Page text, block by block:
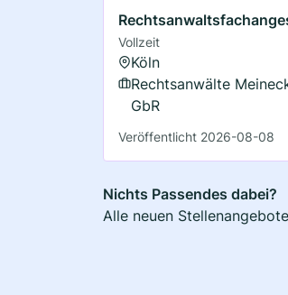
Vollzeit
Köln
Rechtsanwälte
GbR
Veröffentlicht 2026-08-08
Nichts Passendes dabei?
Alle neuen